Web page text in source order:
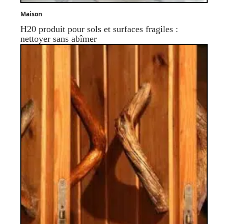
Maison
H20 produit pour sols et surfaces fragiles :
nettoyer sans abîmer